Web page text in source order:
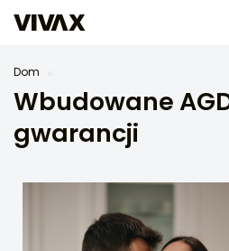
Dom
Wbudowane
gwarancji